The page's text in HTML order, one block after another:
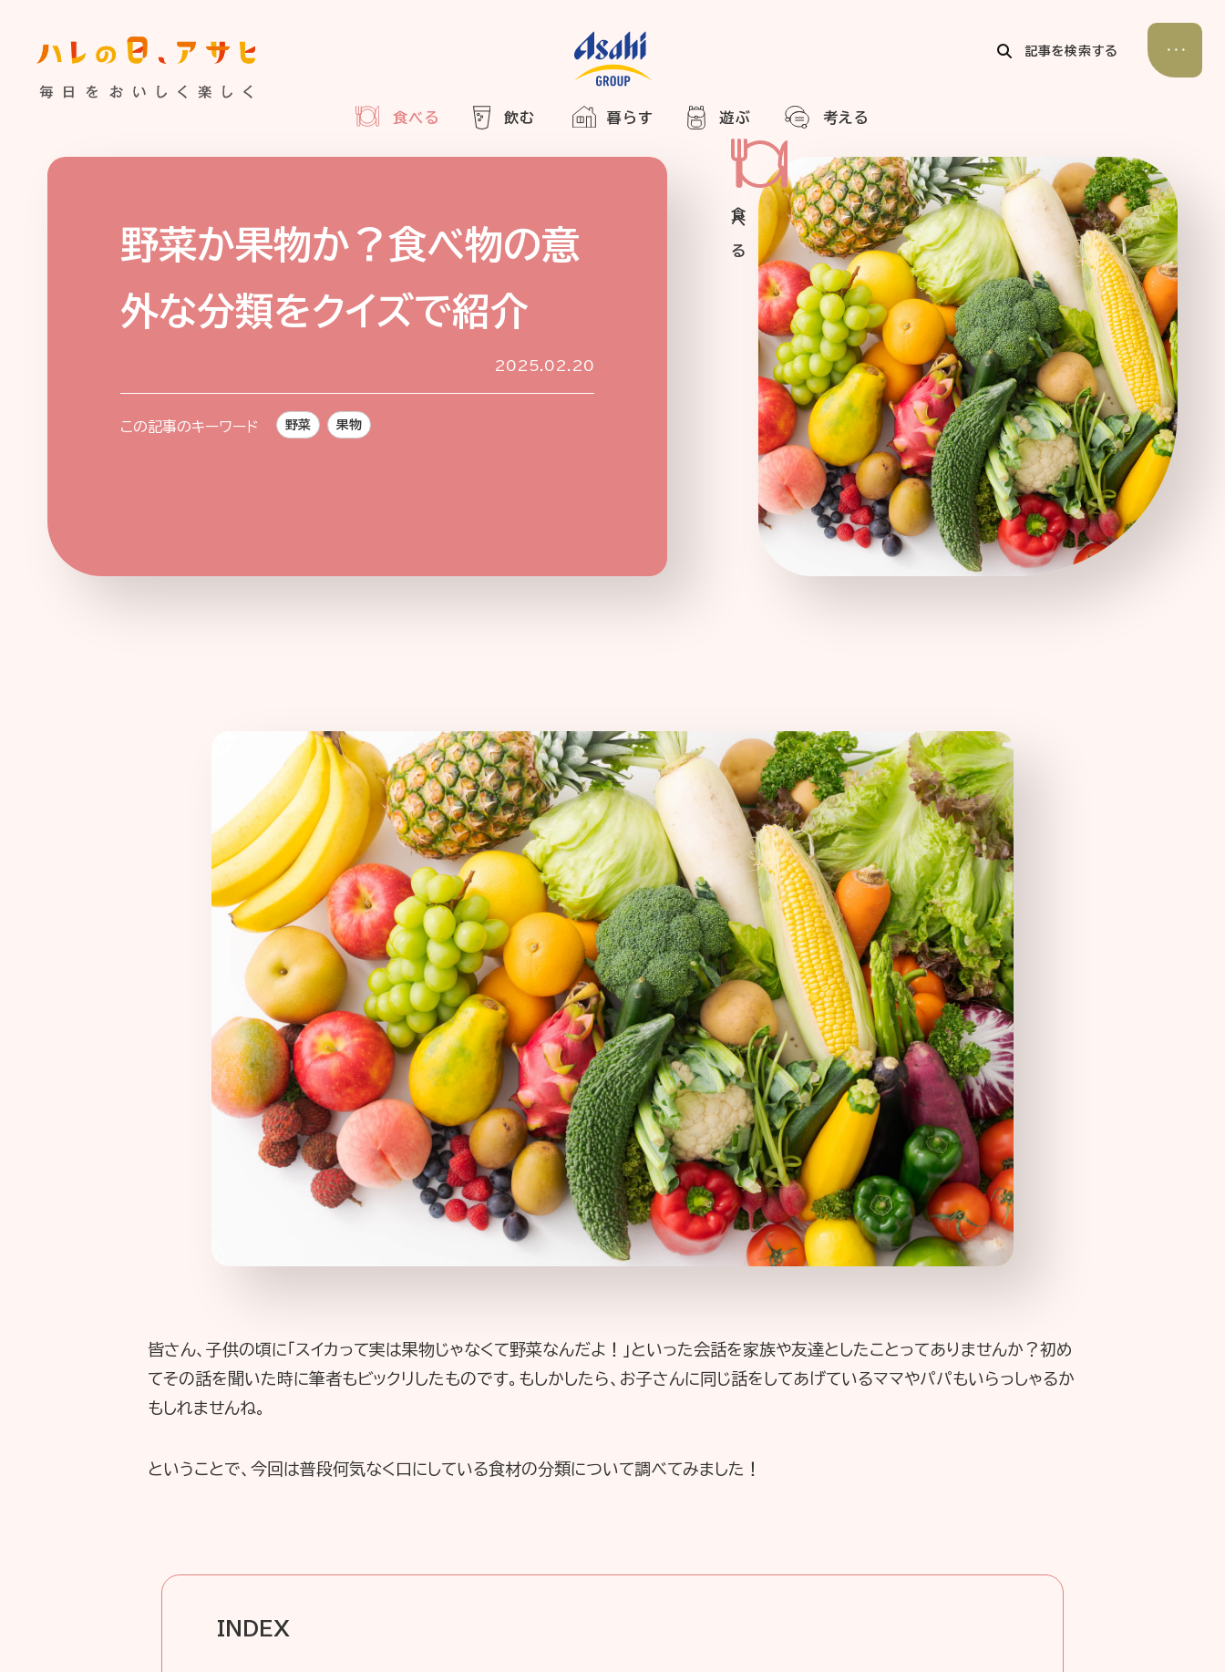
食べる 飲む 暮らす 遊ぶ 考える
記事を検索する
暮らす
考える
連載 アサヒの人
歴史 夏のビール特集2025
ウイスキー 大阪・関西万博
浅草特集2025 おでかけ
池波正太郎 浅草 レシピ
みんなで乾杯 アサヒのひと図鑑
HOME
ABOUT
アサヒグループ公式チャンネル
公式アカウント一覧
ニュースリリース 推奨環境 ご利用規約
野菜か果物か？食べ物の意
外な分類をクイズで紹介
2025.02.20
この記事のキーワード 野菜 果物
皆さん、子供の頃に「スイカって実は果物じゃなくて野菜なんだよ！」といった会話を家族や友達としたことってありませんか？初め
てその話を聞いた時に筆者もビックリしたものです。もしかしたら、お子さんに同じ話をしてあげているママやパパもいらっしゃるか
もしれませんね。
ということで、今回は普段何気なく口にしている食材の分類について調べてみました！
INDEX